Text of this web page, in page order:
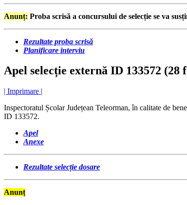
Anunț: Proba scrisă a concursului de selecție se va
Rezultate proba scrisă
Planificare interviu
Apel selecție externă ID 133572 (28
| Imprimare |
Inspectoratul Școlar Județean Teleorman, în calitate de
ID 133572.
Apel
Anexe
Rezultate selecție dosare
Anunț